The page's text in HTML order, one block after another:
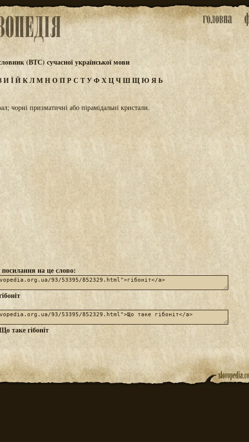
(ВТС) сучасної української мови
ИЇЙКЛМНОПРС ТУФХЦЧШЩЮ ЯЬ
чорні призматичні або пірамідальні кристали.
на це слово:
таке гібоніт